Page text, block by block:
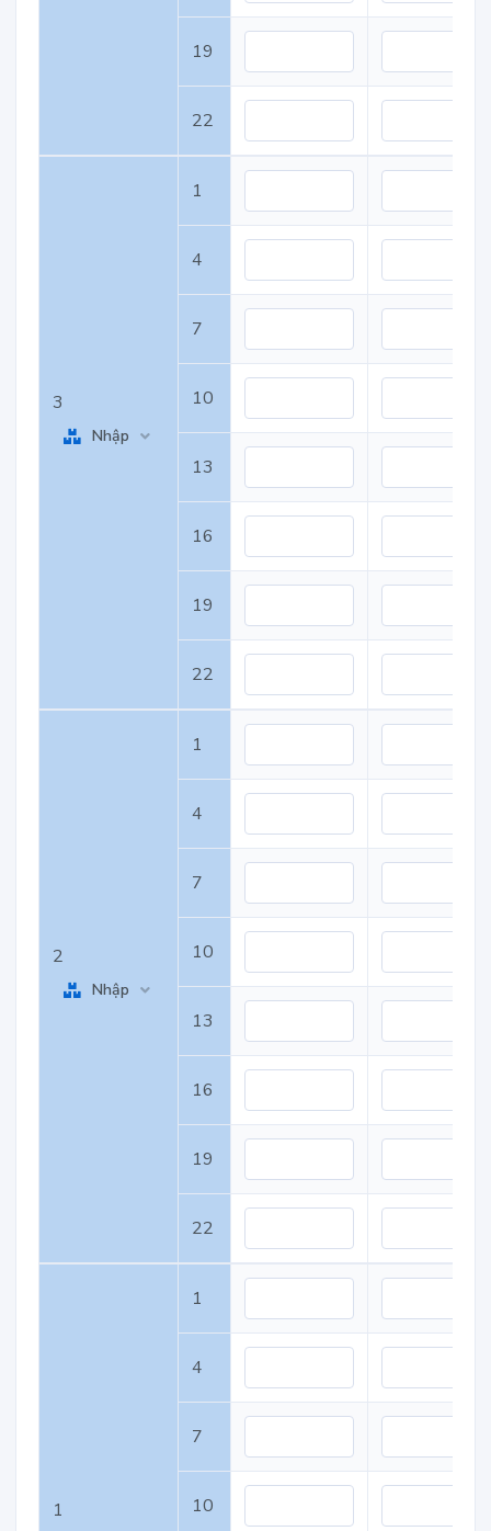
19
22
3
Nhập
1
4
7
10
13
16
19
22
2
Nhập
1
4
7
10
13
16
19
22
1
1
4
7
10